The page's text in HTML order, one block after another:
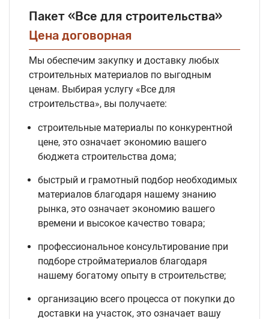
Пакет «Все для строительства»
Цена договорная
Мы обеспечим закупку и доставку любых
строительных материалов по выгодным
ценам. Выбирая услугу «Все для
строительства», вы получаете:
строительные материалы по конкурентной
цене, это означает экономию вашего
бюджета строительства дома;
быстрый и грамотный подбор необходимых
материалов благодаря нашему знанию
рынка, это означает экономию вашего
времени и высокое качество товара;
профессиональное консультирование при
подборе стройматериалов благодаря
нашему богатому опыту в строительстве;
организацию всего процесса от покупки до
доставки на участок, это означает вашу